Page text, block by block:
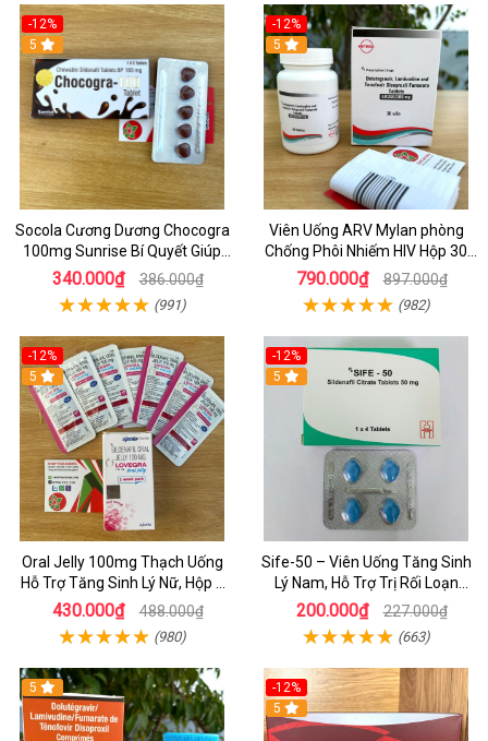
-12%
5
Socola Cương Dương Chocogra
100mg Sunrise Bí Quyết Giúp
Nam Giới Sung Mãn
340.000₫ 386.000₫
(991)
-12%
5
Viên Uống ARV Mylan phòng
Chống Phôi Nhiếm HIV Hộp 30
viên
790.000₫ 897.000₫
(982)
-12%
5
Oral Jelly 100mg Thạch Uống
Hỗ Trợ Tăng Sinh Lý Nữ, Hộp 7
Gói
430.000₫ 488.000₫
(980)
-12%
5
Sife-50 – Viên Uống Tăng Sinh
Lý Nam, Hỗ Trợ Trị Rối Loạn
Cương Dương Yếu Sinh Lý Hiệu
Quả
200.000₫ 227.000₫
(663)
5
-12%
5